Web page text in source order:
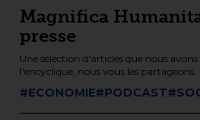
Magnifica
presse
Une sélection d'articles que nous
l'encyclique, nous vous les partageons.
#ECONOMIE#PODCAST